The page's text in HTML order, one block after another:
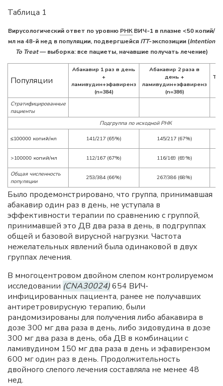
Таблица 1
Вирусологический ответ по уровню РНК ВИЧ-1 в плазме <50 копий/
мл на 48-й нед в популяции, подвергшейся ITT-экспозиции (Intention
To Treat— выборка: все пациеты, начавшие получать лечение)
Популяции
Абакавир 1 раз в день
+
ламивудин+эфавиренз
(n=384)
Абакавир 2 раза в
день +
ламивудин+эфавиренз
(n=386)
Стратифицированные
пациенты
Подгруппа по исходной РНК
≤100000 копий/мл 141/217 (65%) 145/217 (67%)
>100000 копий/мл 112/167 (67%) 116/169 (69%)
Общая численность
популяции
253/384 (66%) 267/386 (68%)
Было продемонстрировано, что группа, принимавшая
абакавир один раз в день, не уступала в
эффективности терапии по сравнению с группой,
принимавшей это ДВ два раза в день, в подгруппах
общей и базовой вирусной нагрузки. Частота
нежелательных явлений была одинаковой в двух
группах лечения.
В многоцентровом двойном слепом контролируемом
исследовании (CNA30024)654 ВИЧ-
инфицированных пациента, ранее не получавших
антиретровирусную терапию, были
рандомизированы для получения либо абакавира в
дозе 300 мг два раза в день, либо зидовудина в дозе
300 мг два раза в день, оба ДВ в комбинации с
ламивудином 150 мг два раза в день и эфавирензом
600 мг один раз в день. Продолжительность
двойного слепого лечения составляла не менее 48
нед.